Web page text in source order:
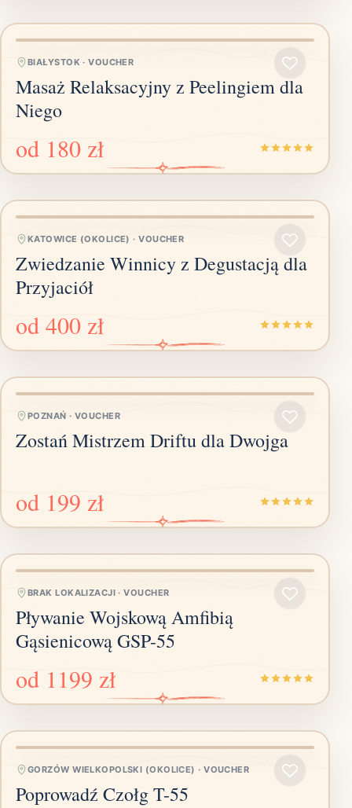
BIAŁYSTOK ·VOUCHER
Masaż Relaksacyjny z Peelingiem dla
Niego
od 180 zł
KATOWICE (OKOLICE) ·VOUCHER
Zwiedzanie Winnicy z Degustacją dla
Przyjaciół
od 400 zł
POZNAŃ · VOUCHER
Zostań Mistrzem Driftu dla Dwojga
od 199 zł
BRAK LOKALIZACJI ·VOUCHER
Pływanie Wojskową Amfibią
Gąsienicową GSP-55
od 1199 zł
GORZÓW WIELKOPOLSKI (OKOLICE) ·VOUCHER
Poprowadź Czołg T-55